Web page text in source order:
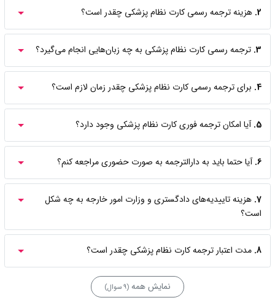
2. هزینه ترجمه رسمی کارت نظام پزشکی چقدر است؟
3. ترجمه رسمی کارت نظام پزشکی به چه زبان‌هایی انجام می‌گیرد؟
4. برای ترجمه رسمی کارت نظام پزشکی چقدر زمان لازم است؟
5. آیا امکان ترجمه فوری کارت نظام پزشکی وجود دارد؟
6. آیا حتما باید به دارالترجمه به صورت حضوری مراجعه کنم؟
7. هزینه تاییدیه‌های دادگستری و وزارت امور خارجه به چه شکل
است؟
8. مدت اعتبار ترجمه کارت نظام پزشکی چقدر است؟
نمایش همه (9 سوال)